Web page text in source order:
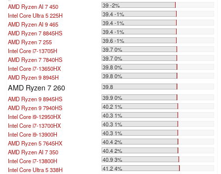
AMD Ryzen AI 7 450
39 -2%
Intel Core Ultra 5 225H
39.4 -1%
AMD Ryzen AI 9 465
39.4 -1%
AMD Ryzen 7 8845HS
39.4 -1%
AMD Ryzen 7 255
39.6 -1%
Intel Core i7-13705H
39.7 0%
AMD Ryzen 7 7840HS
39.7 0%
Intel Core i7-13650HX
39.8 0%
AMD Ryzen 9 8945H
39.8 0%
AMD Ryzen 7 260
39.8
AMD Ryzen 9 8945HS
39.9 0%
AMD Ryzen 9 7940HS
40.2 1%
Intel Core i9-12950HX
40.3 1%
Intel Core i7-13700HX
40.3 1%
Intel Core i9-13900H
40.3 1%
AMD Ryzen 5 7645HX
40.4 2%
AMD Ryzen AI 7 350
40.4 2%
Intel Core i7-13800H
40.9 3%
Intel Core Ultra 5 338H
41.2 4%